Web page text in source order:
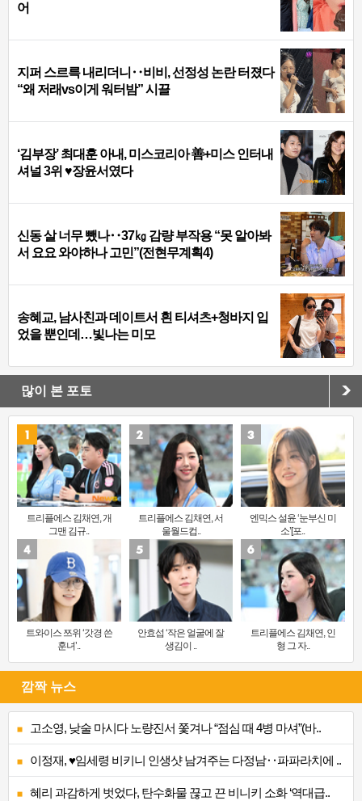
어
지퍼 스르륵 내리더니‥비비, 선정성 논란 터졌다
“왜 저래vs이게 워터밤” 시끌
‘김부장’ 최대훈 아내, 미스코리아 善+미스 인터내
셔널 3위 ♥장윤서였다
신동 살 너무 뺐나‥37㎏ 감량 부작용 “못 알아봐
서 요요 와야하나 고민”(전현무계획4)
송혜교, 남사친과 데이트서 흰 티셔츠+청바지 입
었을 뿐인데…빛나는 미모
많이 본 포토
트리플에스 김채연, 개
그맨 김규..
트리플에스 김채연, 서
울월드컵..
엔믹스 설윤 ‘눈부신 미
소’[포..
트와이스 쯔위 ‘갓경 쓴
훈녀’..
안효섭 ‘작은 얼굴에 잘
생김이 ..
트리플에스 김채연, 인
형 그 자..
깜짝 뉴스
고소영, 낮술 마시다 노량진서 쫓겨나 “점심 때 4병 마셔”(바..
이정재, ♥임세령 비키니 인생샷 남겨주는 다정남‥파파라치에 ..
혜리 과감하게 벗었다, 탄수화물 끊고 끈 비니키 소화 ‘역대급..